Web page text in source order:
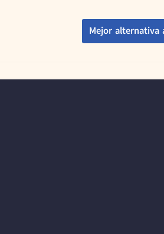
Mejor alternativa